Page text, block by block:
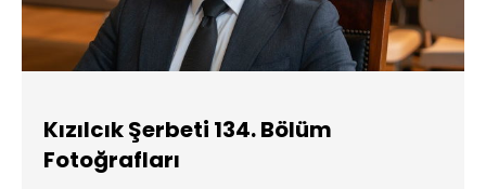
Kızılcık Şerbeti 134. Bölüm
Fotoğrafları